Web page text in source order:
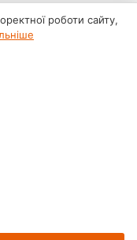
роботи сайту,